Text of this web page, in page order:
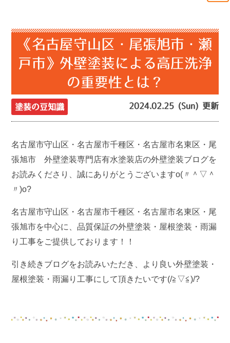
《名古屋守山区・尾張旭市・瀬
戸市》外壁塗装による高圧洗浄
の重要性とは？
塗装の豆知識 2024.02.25 (Sun) 更新
名古屋市守山区・名古屋市千種区・名古屋市名東区・尾
張旭市 外壁塗装専門店有水塗装店の外壁塗装ブログを
お読みくださり、誠にありがとうございますo(〃＾▽＾
〃)o?
名古屋市守山区・名古屋市千種区・名古屋市名東区・尾
張旭市を中心に、品質保証の外壁塗装・屋根塗装・雨漏
り工事をご提供しております！！
引き続きブログをお読みいただき、より良い外壁塗装・
屋根塗装・雨漏り工事にして頂きたいです(/≧▽≦)/?